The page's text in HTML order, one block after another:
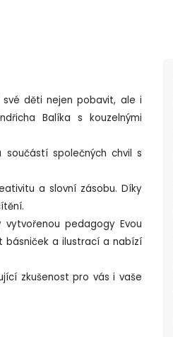
děti nejen pobavit, ale i
Balíka s kouzelnými
společných chvil s
a slovní zásobu. Díky
pedagogy Evou
básniček a ilustrací a nabízí
zkušenost pro vás i vaše